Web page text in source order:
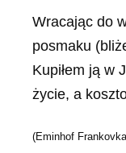
Wracając do
posmaku
Kupiłem ją w
życie, a
(Eminhof